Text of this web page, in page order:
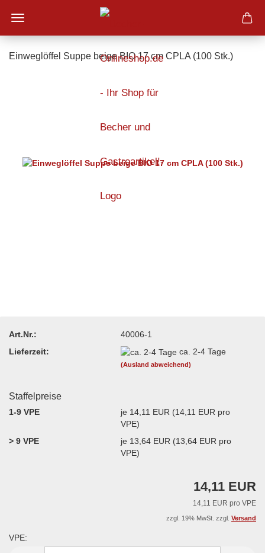
Einweglöffel Suppe beige BIO 17 cm CPLA (100 Stk.)
Art.Nr.:
40006-1
Lieferzeit:
ca. 2-4 Tage
(Ausland abweichend)
Staffelpreise
1-9 VPE
je 14,11 EUR (14,11 EUR pro
VPE)
> 9 VPE
je 13,64 EUR (13,64 EUR pro
VPE)
14,11 EUR
14,11 EUR pro VPE
zzgl. 19% MwSt. zzgl. Versand
VPE: